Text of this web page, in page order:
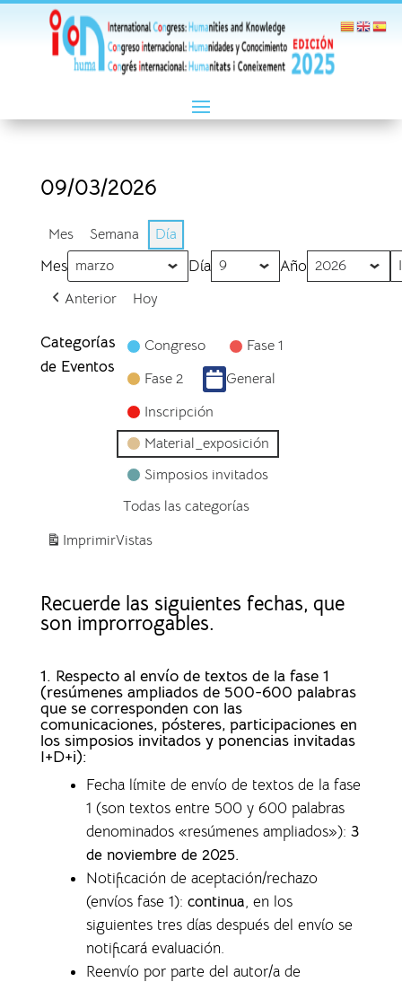
09/03/2026
Mes Semana Día
Mes Día Año
Anterior Hoy
Categorías
de Eventos
Congreso
Fase 1
Fase 2
General
Inscripción
Material_exposición
Simposios invitados
Todas las categorías
ImprimirVistas
Recuerde las siguientes fechas, que
son improrrogables.
1. Respecto al envío de textos de la fase 1
(resúmenes ampliados de 500-600 palabras
que se corresponden con las
comunicaciones, pósteres, participaciones en
los simposios invitados y ponencias invitadas
I+D+i):
Fecha límite de envío de textos de la fase
1 (son textos entre 500 y 600 palabras
denominados «resúmenes ampliados»): 3
de noviembre de 2025.
Notificación de aceptación/rechazo
(envíos fase 1): continua, en los
siguientes tres días después del envío se
notificará evaluación.
Reenvío por parte del autor/a de